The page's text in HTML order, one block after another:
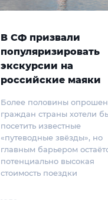
В СФ призвали
популяризировать
экскурсии на
российские маяки
Более половины
граждан страны хотели
посетить известные
«путеводные звёзды», но
главным барьером
потенциально высокая
стоимость поездки